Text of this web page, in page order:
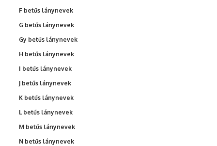
F betűs lánynevek
G betűs lánynevek
Gy betűs lánynevek
H betűs lánynevek
I betűs lánynevek
J betűs lánynevek
K betűs lánynevek
L betűs lánynevek
M betűs lánynevek
N betűs lánynevek